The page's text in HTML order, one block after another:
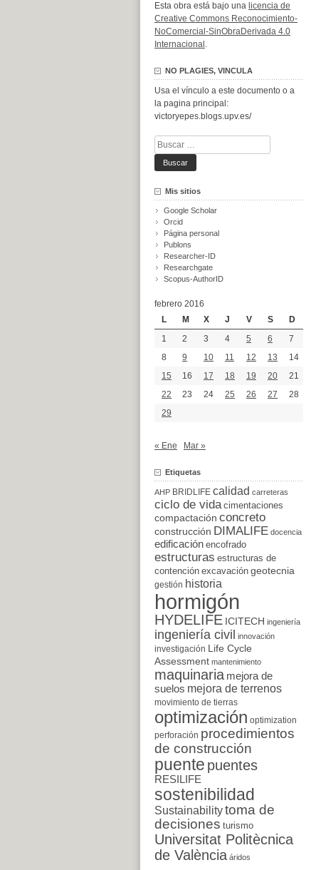
Esta obra está bajo una licencia de
Creative Commons Reconocimiento-
NoComercial-SinObraDerivada 4.0
Internacional .
NO PLAGIES, VINCULA
Usa el vínculo a este documento o a
la pagina principal:
victoryepes.blogs.upv.es/
Buscar:
Mis sitios
Google Scholar
Orcid
Página personal
Publons
Researcher-ID
Researchgate
Scopus-AuthorID
febrero 2016
L
M X J V S
D
1
2 3 4 5 6
7
8
9 10 11 12 13
14
15
16 17 18 19 20
21
22
23 24 25 26 27
28
29
« Ene Mar »
Etiquetas
AHP BRIDLIFE calidad carreteras
ciclo de vida cimentaciones
compactación concreto
construcción DIMALIFE docencia
edificación encofrado
estructuras estructuras de
contención excavación geotecnia
gestión historia
hormigón
HYDELIFE ICITECH ingeniería
ingeniería civil innovación
investigación
Life Cycle
Assessment mantenimiento
maquinaria mejora de
suelos mejora de terrenos
movimiento de tierras
optimización optimization
perforación procedimientos
de construcción
puente puentes
RESILIFE
sostenibilidad
Sustainabilitytoma de
decisiones turismo
Universitat Politècnica
de València áridos